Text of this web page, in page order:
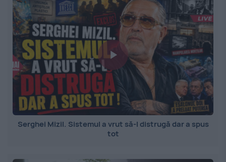
Serghei Mizil. Sistemul a vrut să-l distrugă dar a spus
tot